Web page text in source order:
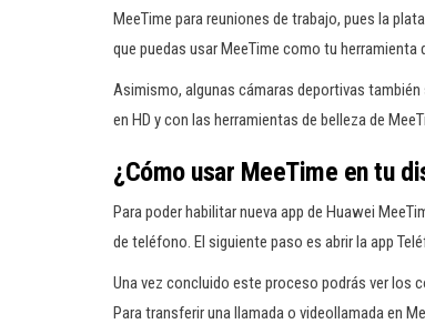
MeeTime para reuniones de trabajo, pues la
que puedas usar MeeTime como tu
Asimismo, algunas cámaras deportivas
en HD y con las herramientas de belleza de
¿Cómo usar MeeTime en tu
Para poder habilitar nueva app de Huawei
de teléfono. El siguiente paso es abrir la app
Una vez concluido este proceso podrás ver los
Para transferir una llamada o videollamada en